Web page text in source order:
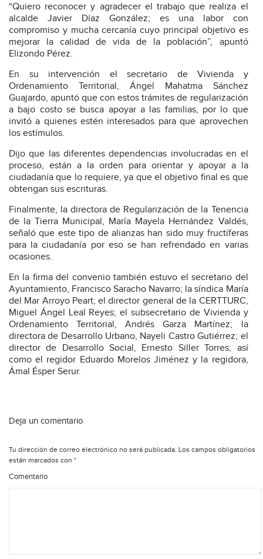
“Quiero reconocer y agradecer el trabajo que realiza el
alcalde Javier Díaz González; es una labor con
compromiso y mucha cercanía cuyo principal objetivo es
mejorar la calidad de vida de la población”, apuntó
Elizondo Pérez.
En su intervención el secretario de Vivienda y
Ordenamiento Territorial, Ángel Mahatma Sánchez
Guajardo, apuntó que con estos trámites de regularización
a bajo costo se busca apoyar a las familias, por lo que
invitó a quienes estén interesados para que aprovechen
los estímulos.
Dijo que las diferentes dependencias involucradas en el
proceso, están a la orden para orientar y apoyar a la
ciudadanía que lo requiere, ya que el objetivo final es que
obtengan sus escrituras.
Finalmente, la directora de Regularización de la Tenencia
de la Tierra Municipal, María Mayela Hernández Valdés,
señaló que este tipo de alianzas han sido muy fructíferas
para la ciudadanía por eso se han refrendado en varias
ocasiones.
En la firma del convenio también estuvo el secretario del
Ayuntamiento, Francisco Saracho Navarro; la síndica María
del Mar Arroyo Peart; el director general de la CERTTURC,
Miguel Ángel Leal Reyes; el subsecretario de Vivienda y
Ordenamiento Territorial, Andrés Garza Martínez; la
directora de Desarrollo Urbano, Nayeli Castro Gutiérrez; el
director de Desarrollo Social, Ernesto Siller Torres; así
como el regidor Eduardo Morelos Jiménez y la regidora,
Ámal Ésper Serur.
Deja un comentario
Tu dirección de correo electrónico no será publicada. Los campos obligatorios
están marcados con *
Comentario